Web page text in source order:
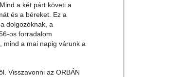
a két párt követi a
és a béreket. Ez a
dolgozóknak, a
os forradalom
mind a mai napig várunk a
Visszavonni az ORBÁN